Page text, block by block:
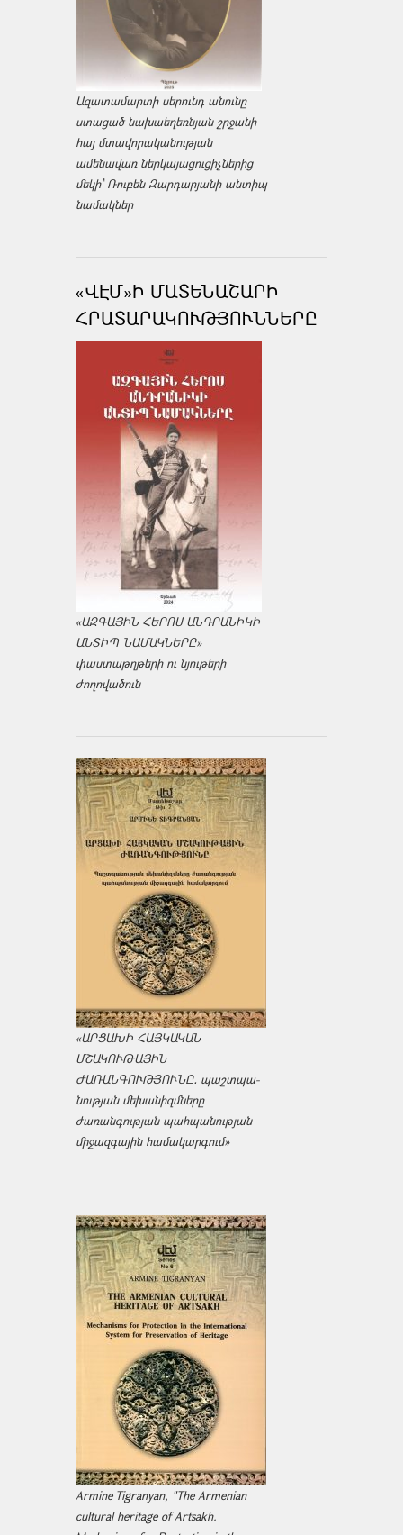
Ազատամարտի սերունդ անունը
ստացած նախաեղեռնյան շրջանի
հայ մտավորականության
ամենավառ ներկայացուցիչներից
մեկի՝ Ռուբեն Զարդարյանի անտիպ
նամակներ
«ՎԷՄ»Ի ՄԱՏԵՆԱՇԱՐԻ
ՀՐԱՏԱՐԱԿՈՒԹՅՈՒՆՆԵՐԸ
«ԱԶԳԱՅԻՆ ՀԵՐՈՍ ԱՆԴՐԱՆԻԿԻ
ԱՆՏԻՊ ՆԱՄԱԿՆԵՐԸ»
փաստաթղթերի ու նյութերի
ժողովածուն
«ԱՐՑԱԽԻ ՀԱՅԿԱԿԱՆ
ՄՇԱԿՈՒԹԱՅԻՆ
ԺԱՌԱՆԳՈՒԹՅՈՒՆԸ․ պաշտպա­
նության մեխանիզմները
ժառանգության պահպանության
միջազ­գային համակարգում»
Armine Tigranyan, "The Armenian
cultural heritage of Artsakh.